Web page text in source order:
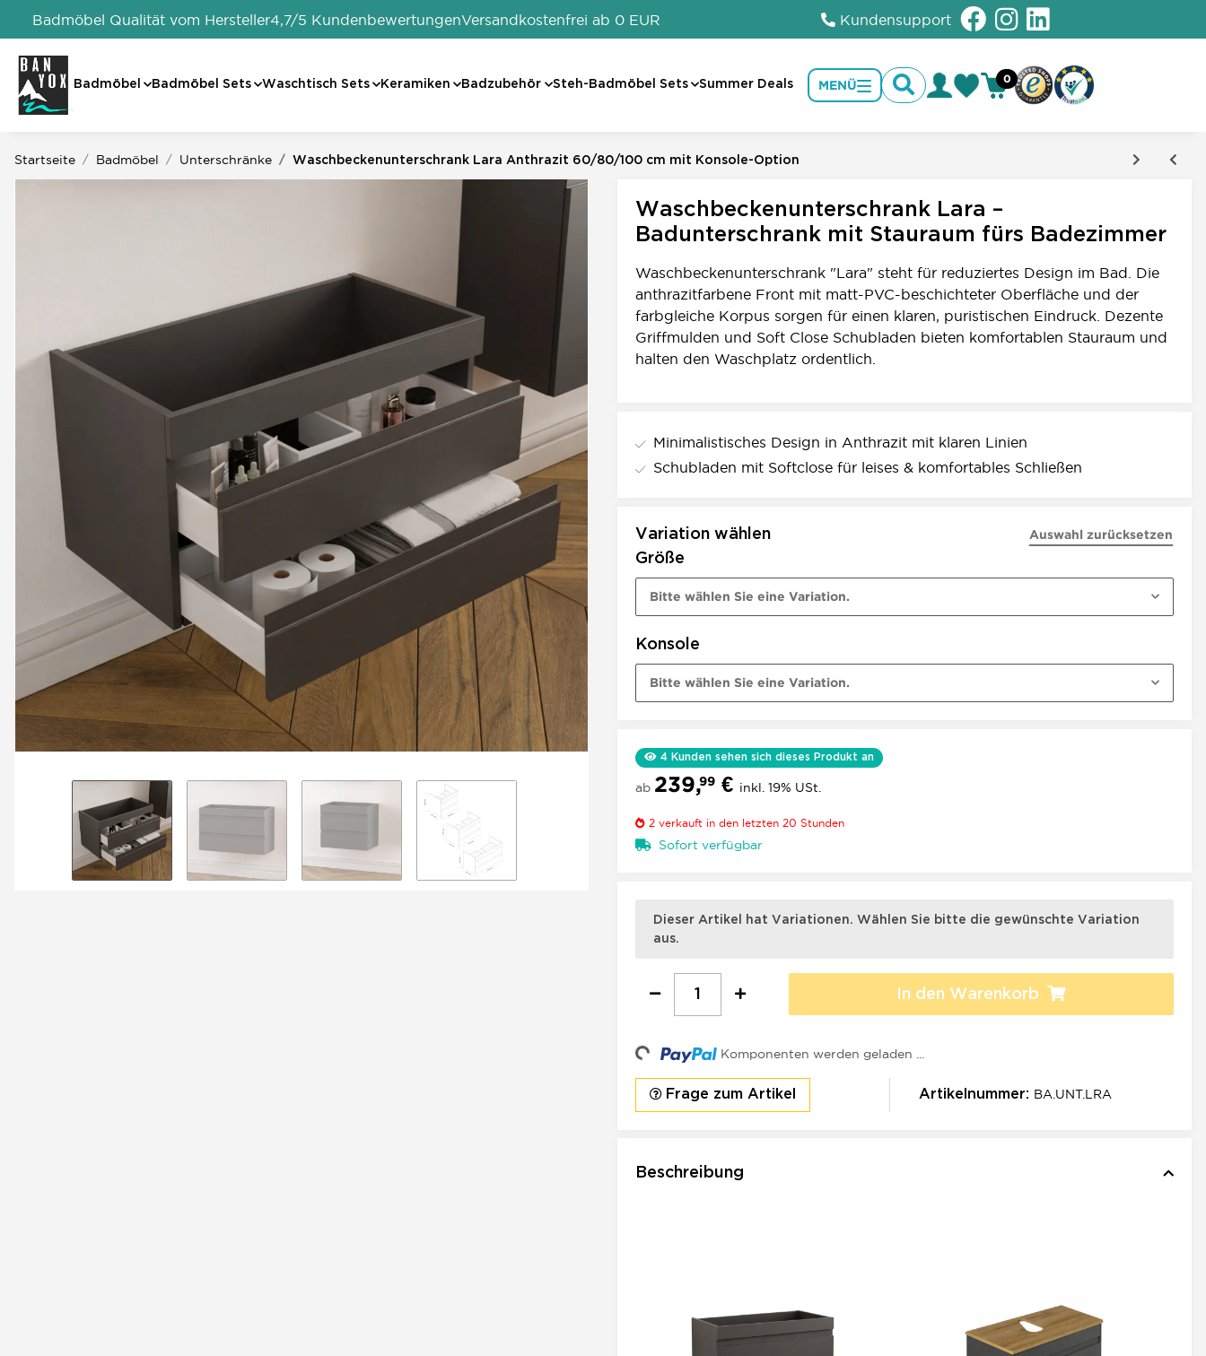
Badmöbel Qualität vom Hersteller4,7/5 KundenbewertungenVersandkostenfrei ab 0 EUR Kundensupport
Badmöbel Badmöbel Sets Waschtisch Sets Keramiken Badzubehör Steh-Badmöbel Sets Summer Deals MENÜ 0
Startseite Badmöbel Unterschränke Waschbeckenunterschrank Lara Anthrazit 60/80/100 cm mit Konsole-Option
0
Waschbeckenunterschrank Lara –
Badunterschrank mit Stauraum fürs Badezimmer
Waschbeckenunterschrank "Lara" steht für reduziertes Design im Bad. Die
anthrazitfarbene Front mit matt-PVC-beschichteter Oberfläche und der
farbgleiche Korpus sorgen für einen klaren, puristischen Eindruck. Dezente
Griffmulden und Soft Close Schubladen bieten komfortablen Stauraum und
halten den Waschplatz ordentlich.
Minimalistisches Design in Anthrazit mit klaren Linien
Schubladen mit Softclose für leises & komfortables Schließen
Variation wählen Auswahl zurücksetzen
Größe
Bitte wählen Sie eine Variation.
Konsole
Bitte wählen Sie eine Variation.
4 Kunden sehen sich dieses Produkt an
ab 239,99 € inkl. 19% USt.
2 verkauft in den letzten 20 Stunden
Sofort verfügbar
xDieser Artikel hat Variationen. Wählen Sie bitte die gewünschte Variation
aus.
In den Warenkorb
Loading... Komponenten werden geladen ...
Frage zum Artikel Artikelnummer: BA.UNT.LRA
Beschreibung